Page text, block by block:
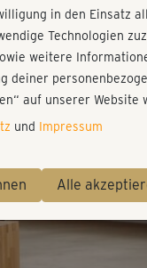
in den Einsatz
Technologien
weitere
deiner
auf unserer Website
und Impressum
Alle